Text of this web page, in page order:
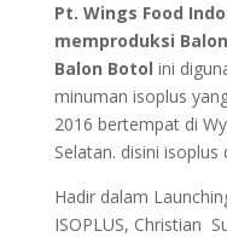
Pt. Wings Food
memproduksi
Balon Botol ini
minuman isoplus
2016 bertempat di
Selatan. disini
Hadir dalam
ISOPLUS, Christian